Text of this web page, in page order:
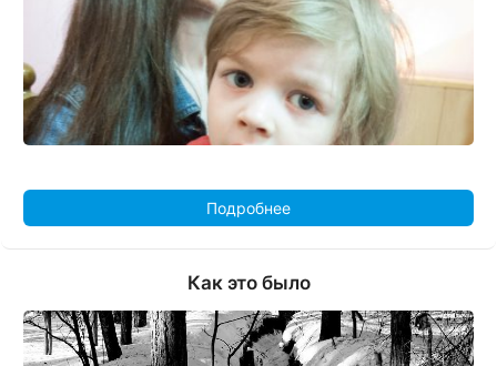
Подробнее
Как это было